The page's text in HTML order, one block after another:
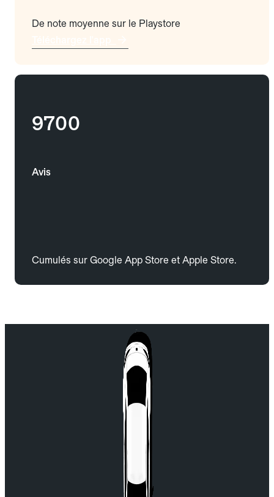
De note moyenne sur le Playstore
9700
Avis
Cumulés sur Google App Store et Apple Store.